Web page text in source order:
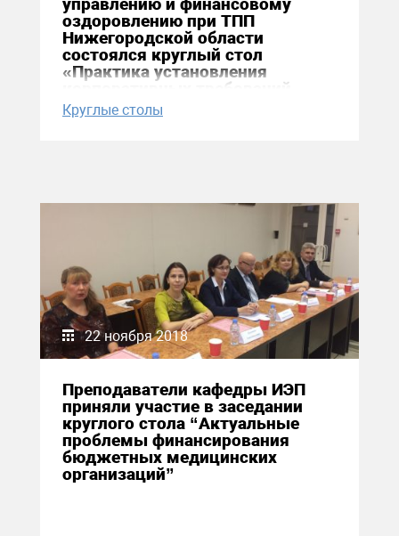
оздоровлению при ТПП
Нижегородской области
состоялся круглый стол
«Практика установления
корпоративных требований
кредиторов в делах о
банкротстве»
Круглые столы
22 ноября 2018
Преподаватели кафедры ИЭП
приняли участие в заседании
круглого стола “Актуальные
проблемы финансирования
бюджетных медицинских
организаций”